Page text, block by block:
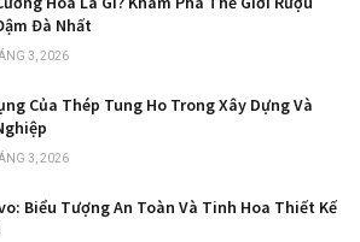
Đà Nhất
3, 2026
Của Thép Tung Ho Trong Xây Dựng Và
3, 2026
Biểu Tượng An Toàn Và Tinh Hoa Thiết Kế